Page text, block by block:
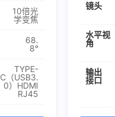
10倍光
学变焦
68.
8°
TYPE-
C（USB3.
0）HDMI
RJ45
镜头
水平视
角
输出
接口